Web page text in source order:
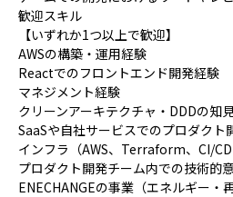
歓迎スキル
【いずれか1つ以上で歓迎】
AWSの構築・運用経験
Reactでのフロントエンド開発経験
マネジメント経験
クリーンアーキテクチャ・DDDの知
SaaSや自社サービスでのプロダクト
インフラ（AWS、Terraform、CI/
プロダクト開発チーム内での技術的
ENECHANGEの事業（エネルギー・